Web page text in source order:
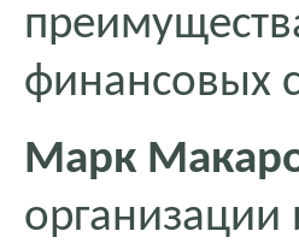
финансовых
Марк
организации